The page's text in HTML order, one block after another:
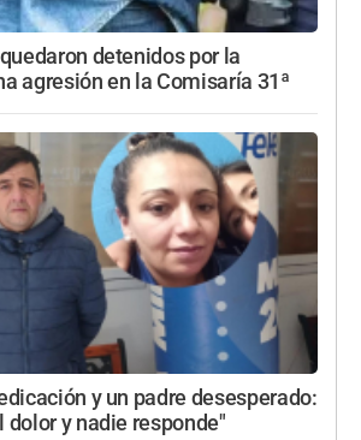
detenidos por la
agresión en la Comisaría 31ª
y un padre desesperado:
dolor y nadie responde"